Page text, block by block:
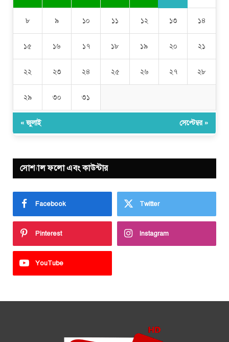
৮ ৯ ১০ ১১ ১২ ১৩ ১৪
১৫ ১৬ ১৭ ১৮ ১৯ ২০ ২১
২২ ২৩ ২৪ ২৫ ২৬ ২৭ ২৮
২৯ ৩০ ৩১
« জুলাই সেপ্টেম্বর »
সোশ্যাল ফলো এবং কাউন্টার
Facebook Twitter
Pinterest Instagram
YouTube